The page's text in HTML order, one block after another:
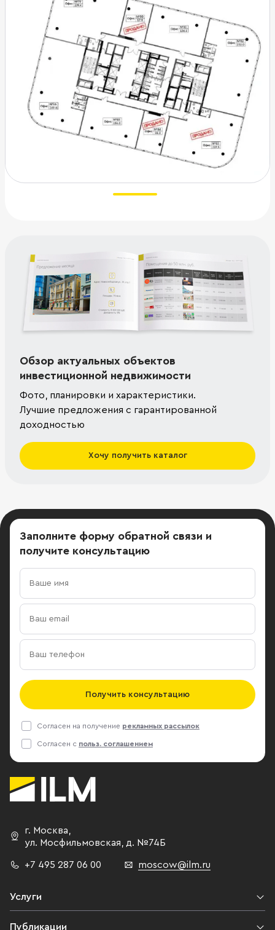
Обзор актуальных объектов
инвестиционной недвижимости
Фото, планировки и характеристики.
Лучшие предложения с гарантированной
доходностью
Хочу получить каталог
Заполните форму обратной связи и
получите консультацию
Получить консультацию
Согласен на получение рекламных рассылок
Согласен с польз. соглашением
г. Москва
ул. Мосфильмовская,
д. №74Б
+7 495 287 06 00 moscow@ilm.ru
Услуги
Публикации